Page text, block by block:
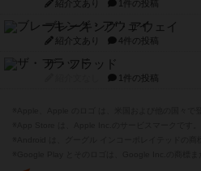
紹介文あり 1件の投稿
ブレーキング・アウェイ
紹介文あり 4件の投稿
ザ・フラッド
1件の投稿